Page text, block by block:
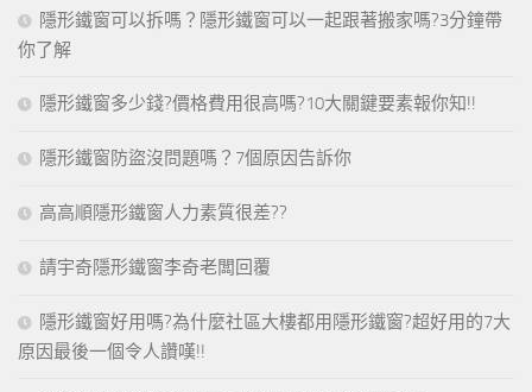
隱形鐵窗可以拆嗎？隱形鐵窗可以一起跟著搬家嗎?3分鐘帶
你了解
隱形鐵窗多少錢?價格費用很高嗎?10大關鍵要素報你知!!
隱形鐵窗防盜沒問題嗎？7個原因告訴你
高高順隱形鐵窗人力素質很差??
請宇奇隱形鐵窗李奇老闆回覆
隱形鐵窗好用嗎?為什麼社區大樓都用隱形鐵窗?超好用的7大
原因最後一個令人讚嘆!!